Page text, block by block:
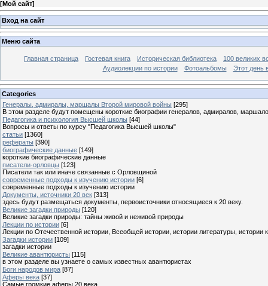
[Мой сайт]
Вход на сайт
Меню сайта
Главная страница Гостевая книга Историческая библиотека
100 великих
Аудиолекции по истории
Фотоальбомы Этот день
Categories
Генералы, адмиралы, маршалы Второй мировой войны [295]
В этом разделе будут помещены короткие биографии генералов, адмиралов,
Педагогика и психология Высшей школы [44]
Вопросы и ответы по курсу "Педагогика Высшей школы"
статьи [1360]
рефераты [390]
биографические данные [149]
короткие биографические данные
писатели-орловцы [123]
Писатели так или иначе связанные с Орловщиной
современные подходы к изучению истории [6]
современные подходы к изучению истории
Документы, источники 20 век [313]
здесь будут размещаться документы, первоисточники относящиеся к 20 веку.
Великие загадки природы [120]
Великие загадки природы: тайны живой и неживой природы
Лекции по истории [6]
Лекции по Отечественной истории, Всеобщей истории, истории литературы, истории
Загадки истории [109]
загадки истории
Великие авантюристы [115]
в этом разделе вы узнаете о самых известных авантюристах
Боги народов мира [87]
Аферы века [37]
Самые громкие аферы 20 века